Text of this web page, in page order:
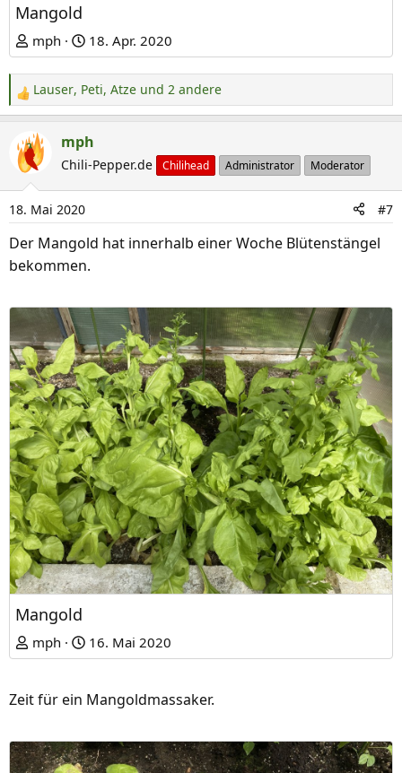
Mangold
mph 18. Apr. 2020
R
e
a
k
i
o
n
n
Lauser, Peti, Atze und 2 andere
mph
Chili-Pepper.de Chilihead Administrator Moderator
18. Mai 2020 #7
Der Mangold hat innerhalb einer Woche Blütenstängel
bekommen.
Mangold
mph 16. Mai 2020
Zeit für ein Mangoldmassaker.